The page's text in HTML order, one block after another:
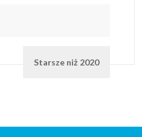
Starsze niż 2020